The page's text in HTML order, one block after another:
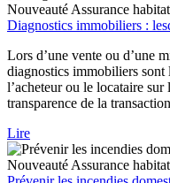
Nouveauté Assurance
Diagnostics immobiliers :
Lors d’une vente ou d’une
diagnostics immobiliers
l’acheteur ou le locataire sur
transparence de la
Lire
Nouveauté Assurance